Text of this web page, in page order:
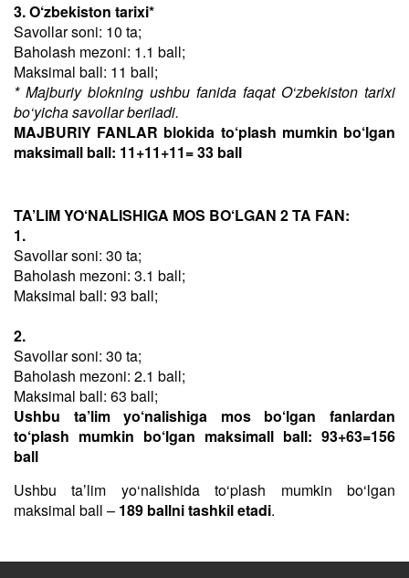
3. O‘zbekiston tarixi*
Savollar soni: 10 ta;
Baholash mezoni: 1.1 ball;
Maksimal ball: 11 ball;
* Majburiy blokning ushbu fanida faqat O‘zbekiston tarixi
bo‘yicha savollar beriladi.
MAJBURIY FANLAR blokida to‘plash mumkin bo‘lgan
maksimall ball: 11+11+11= 33 ball
TA’LIM YO‘NALISHIGA MOS BO‘LGAN 2 TA FAN:
1.
Savollar soni: 30 ta;
Baholash mezoni: 3.1 ball;
Maksimal ball: 93 ball;
2.
Savollar soni: 30 ta;
Baholash mezoni: 2.1 ball;
Maksimal ball: 63 ball;
Ushbu ta’lim yo‘nalishiga mos bo‘lgan fanlardan
to‘plash mumkin bo‘lgan maksimall ball: 93+63=156
ball
Ushbu taʼlim yo‘nalishida to‘plash mumkin bo‘lgan
maksimal ball – 189 ballni tashkil etadi.